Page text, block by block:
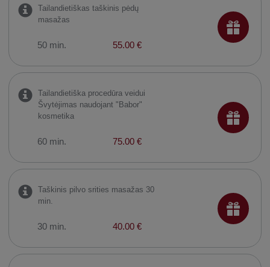
Tailandietiškas taškinis pėdų
masažas
50 min. 55.00 €
Tailandietiška procedūra veidui
Švytėjimas naudojant "Babor"
kosmetika
60 min. 75.00 €
Taškinis pilvo srities masažas 30
min.
30 min. 40.00 €